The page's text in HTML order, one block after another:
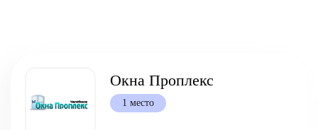
Окна Проплекс
1 место